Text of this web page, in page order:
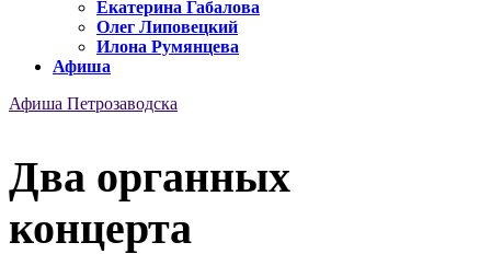
Екатерина Габалова
Олег Липовецкий
Илона Румянцева
Афиша
Афиша Петрозаводска
Два органных
концерта